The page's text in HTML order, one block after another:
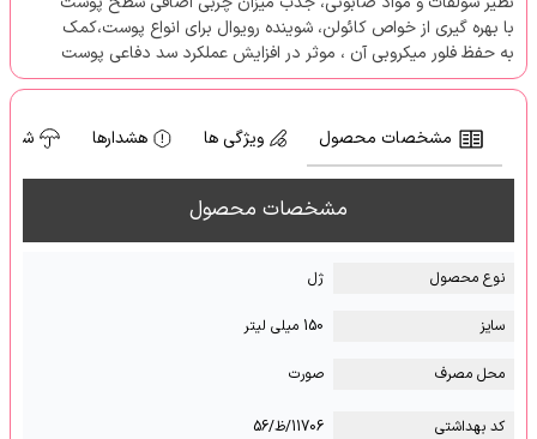
با بهره گیری از خواص کائولن، شوینده رویوال برای انواع پوست،کمک
به حفظ فلور میکروبی آن ، موثر در افزایش عملکرد سد دفاعی پوست
مشخصات محصول ویژگی ها هشدارها
مشخصات محصول
نوع محصول ژل
سایز 150 میلی لیتر
محل مصرف صورت
کد بهداشتی 11706/ظ/56